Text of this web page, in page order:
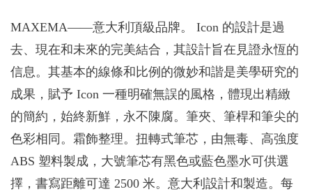
MAXEMA——意大利頂級品牌。 Icon 的設計是過
去、現在和未來的完美結合，其設計旨在見證永恆的
信息。其基本的線條和比例的微妙和諧是美學研究的
成果，賦予 Icon 一種明確無誤的風格，體現出精緻
的簡約，始終新鮮，永不陳腐。筆夾、筆桿和筆尖的
色彩相同。霜飾整理。扭轉式筆芯，由無毒、高強度
ABS 塑料製成，大號筆芯有黑色或藍色墨水可供選
擇，書寫距離可達 2500 米。意大利設計和製造。每